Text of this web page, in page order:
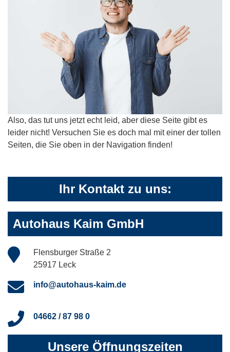
Also, das tut uns jetzt echt leid, aber diese Seite gibt es
leider nicht! Versuchen Sie es doch mal mit einer der tollen
Seiten, die Sie oben in der Navigation finden!
Ihr Kontakt zu uns:
Autohaus Kaim GmbH
Flensburger Straße 2
25917 Leck
info@autohaus-kaim.de
04662 / 87 98 0
Unsere Öffnungszeiten